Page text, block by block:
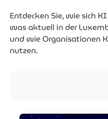
Entdecken Sie, wie sich
was aktuell in der
und wie Organisationen
nutzen.
Filter by year